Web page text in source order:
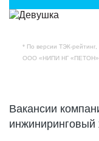
* По версии ТЭК-рейтинг,
ООО «НИПИ НГ «ПЕТОН»
Вакансии